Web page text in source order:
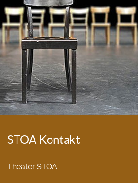
STOA Kontakt
Theater STOA